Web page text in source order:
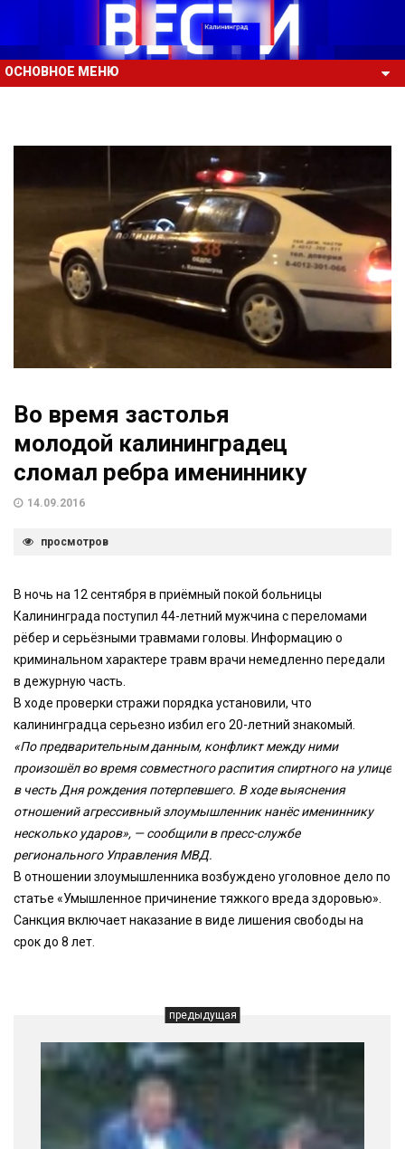
ОСНОВНОЕ МЕНЮ
Во время застолья
молодой калининградец
сломал ребра имениннику
14.09.2016
просмотров
В ночь на 12 сентября в приёмный покой больницы
Калининграда поступил 44-летний мужчина с переломами
рёбер и серьёзными травмами головы. Информацию о
криминальном характере травм врачи немедленно передали
в дежурную часть.
В ходе проверки стражи порядка установили, что
калининградца серьезно избил его 20-летний знакомый.
«По предварительным данным, конфликт между ними
произошёл во время совместного распития спиртного на улице
в честь Дня рождения потерпевшего. В ходе выяснения
отношений агрессивный злоумышленник нанёс имениннику
несколько ударов», — сообщили в пресс-службе
регионального Управления МВД.
В отношении злоумышленника возбуждено уголовное дело по
статье «Умышленное причинение тяжкого вреда здоровью».
Санкция включает наказание в виде лишения свободы на
срок до 8 лет.
предыдущая